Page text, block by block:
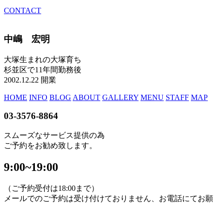
CONTACT
中嶋 宏明
大塚生まれの大塚育ち
杉並区で11年間勤務後
2002.12.22 開業
HOME INFO BLOG ABOUT GALLERY MENU STAFF MAP
03-3576-8864
スムーズなサービス提供の為
ご予約をお勧め致します。
9:00~19:00
（ご予約受付は18:00まで）
メールでのご予約は受け付けておりません、お電話にてお願